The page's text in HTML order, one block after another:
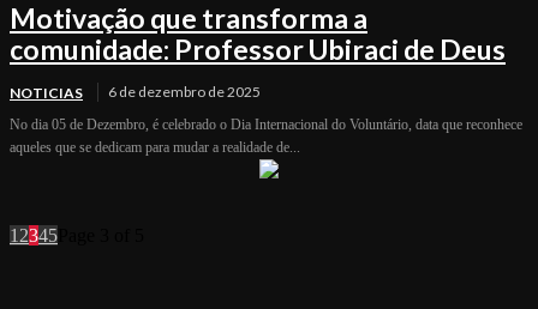
Motivação que transforma a
comunidade: Professor Ubiraci de Deus
NOTICIAS 6 de dezembro de 2025
No dia 05 de Dezembro, é celebrado o Dia Internacional do Voluntário, data que reconhece
aqueles que se dedicam para mudar a realidade de...
1 2345